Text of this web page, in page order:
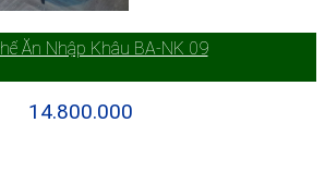
Ăn Nhập Khâu BA-NK 09
14.800.000